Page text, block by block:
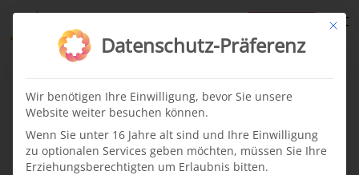
Somalia
Latest
Mit
Datenschutz-Präferenz
Wir benötigen Ihre Einwilligung, bevor Sie unsere
Website weiter besuchen können.
Wenn Sie unter 16 Jahre alt sind und Ihre Einwilligung
zu optionalen Services geben möchten, müssen Sie Ihre
Erziehungsberechtigten um Erlaubnis bitten.